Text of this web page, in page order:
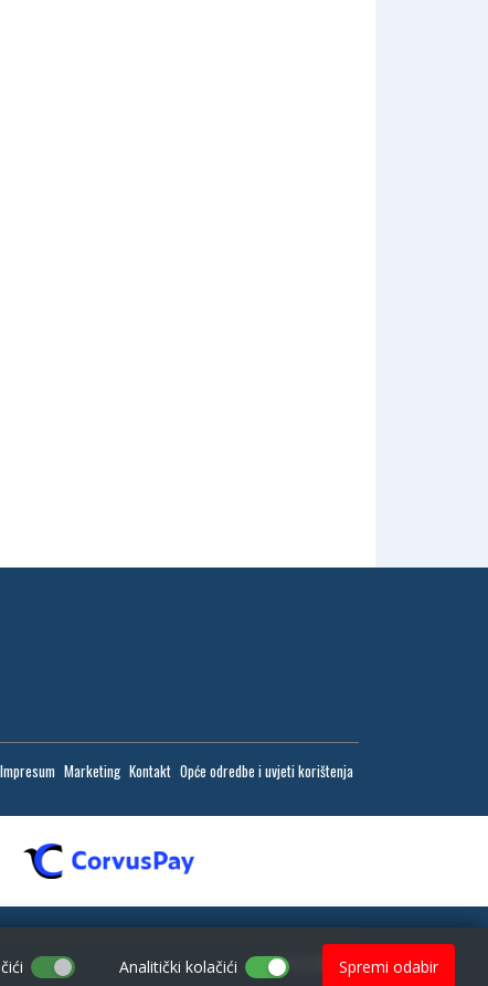
Impresum Marketing Kontakt Opće odredbe i uvjeti korištenja
web by NIVAGO
Analitički kolačići Spremi odabir